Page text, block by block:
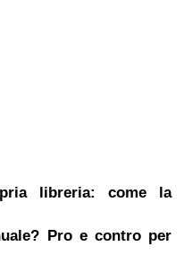
libreria: come la
Pro e contro per